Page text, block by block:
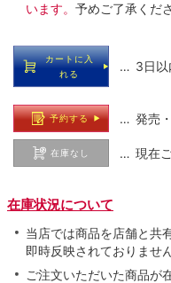
います。 予めご了承くだ
カートに入
れる
… 3日以
予約する … 発売
在庫なし … 現在
在庫状況について
当店では商品を店舗と共
即時反映されておりません
ご注文いただいた商品が